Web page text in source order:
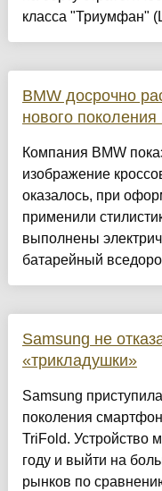
класса "Триумфан"
BMW досрочно
нового
Компания BMW
изображение
оказалось, при
применили
выполнены
батарейный
Samsung не
«трикладушки»
Samsung
поколения
TriFold. Устройство
году и выйти на
рынков по